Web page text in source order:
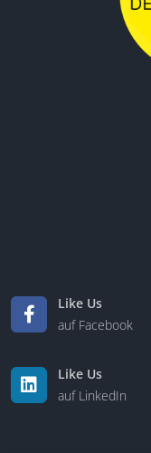
Like Us
auf Facebook
Like Us
auf LinkedIn